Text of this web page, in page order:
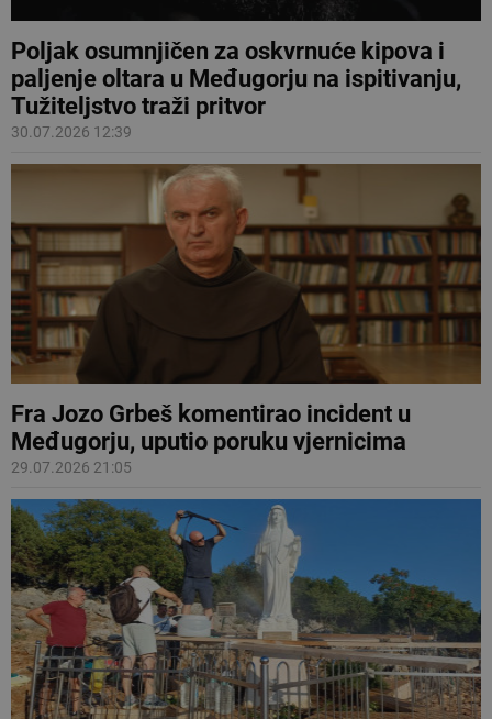
Poljak osumnjičen za oskvrnuće kipova i
paljenje oltara u Međugorju na ispitivanju,
Tužiteljstvo traži pritvor
30.07.2026 12:39
Fra Jozo Grbeš komentirao incident u
Međugorju, uputio poruku vjernicima
29.07.2026 21:05